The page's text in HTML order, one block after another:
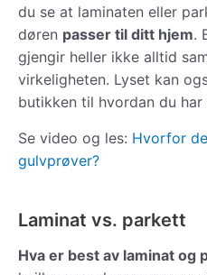
du se at laminaten eller
døren passer til ditt hjem.
gjengir heller ikke alltid
virkeligheten. Lyset kan
butikken til hvordan du har
Se video og les: Hvorfor
gulvprøver?
Laminat vs. parkett
Hva er best av laminat og